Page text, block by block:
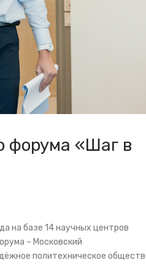
форума «Шаг в
на базе 14 научных центров
– Московский
политехническое